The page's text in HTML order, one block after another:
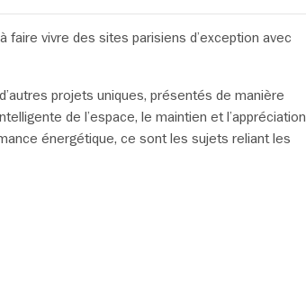
vivre des sites parisiens d’exception avec
projets uniques, présentés de manière
de l’espace, le maintien et l’appréciation
énergétique, ce sont les sujets reliant les